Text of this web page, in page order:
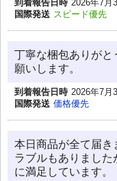
到着報告日時 2026年7月
国際発送 スピード優先
丁寧な梱包ありがと
願いします。
到着報告日時 2026年7月
国際発送 価格優先
本日商品が全て届き
ラブルもありました
に満足しています。